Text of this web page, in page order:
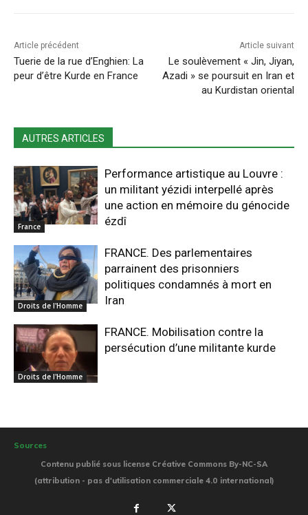
Article précédent
Tuerie de la rue d’Enghien: La
peur d’être Kurde en France
Article suivant
Le soulèvement « Jin, Jiyan,
Azadi » se poursuit en Iran et
au Kurdistan oriental
AUTRES ARTICLES
France
Performance artistique au Louvre :
un militant yézidi interpellé après
une action en mémoire du génocide
ézdî
Droits de l'Homme
FRANCE. Des parlementaires
parrainent des prisonniers
politiques condamnés à mort en
Iran
Droits de l'Homme
FRANCE. Mobilisation contre la
persécution d’une militante kurde
Sources
Contenu publié sous license Créative Commons By-NC-SA
(attribution - pas d'utilisation commerciale 4.0 international)